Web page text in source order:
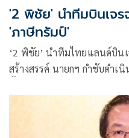
'2 พิชัย' นำทีมบินเจร
'ภาษีทรัมป์'
‘2 พิชัย’ นำทีมไทยแลนด์บิน
สร้างสรรค์ นายกฯ กำชับดำเ